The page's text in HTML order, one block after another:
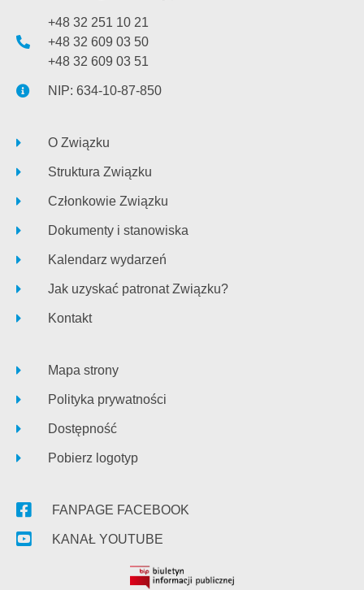
+48 32 251 10 21
+48 32 609 03 50
+48 32 609 03 51
NIP: 634-10-87-850
O Związku
Struktura Związku
Członkowie Związku
Dokumenty i stanowiska
Kalendarz wydarzeń
Jak uzyskać patronat Związku?
Kontakt
Mapa strony
Polityka prywatności
Dostępność
Pobierz logotyp
FANPAGE FACEBOOK
KANAŁ YOUTUBE